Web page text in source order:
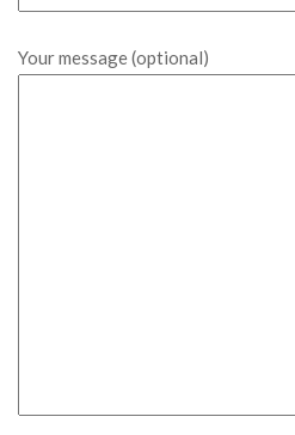
Your message (optional)